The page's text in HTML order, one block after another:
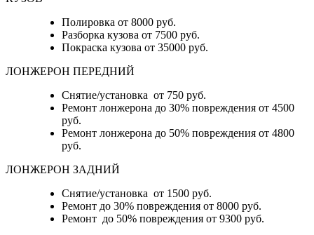
Полировка от 8000 руб.
Разборка кузова от 7500 руб.
Покраска кузова от 35000 руб.
ЛОНЖЕРОН ПЕРЕДНИЙ
Снятие/установка от 750 руб.
Ремонт лонжерона до 30% повреждения от 4500
руб.
Ремонт лонжерона до 50% повреждения от 4800
руб.
ЛОНЖЕРОН ЗАДНИЙ
Снятие/установка от 1500 руб.
Ремонт до 30% повреждения от 8000 руб.
Ремонт до 50% повреждения от 9300 руб.